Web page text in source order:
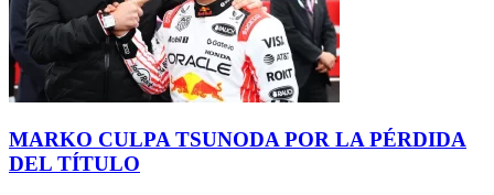
MARKO CULPA TSUNODA POR LA PÉRDIDA
DEL TÍTULO